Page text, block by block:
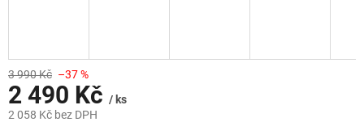
3 990 Kč –37 %
2 490 Kč / ks
2 058 Kč bez DPH